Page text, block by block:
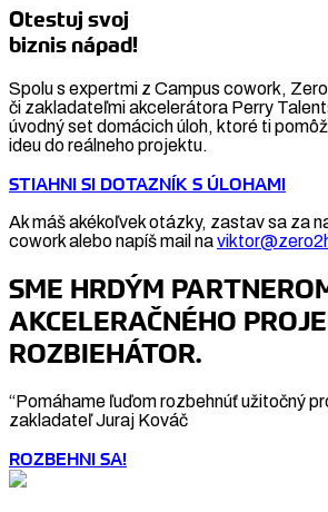
Otestuj svoj
biznis nápad!
Spolu s expertmi z Campus cowork,
či zakladateľmi akcelerátora Perry
úvodný set domácich úloh, ktoré ti
ideu do reálneho projektu.
STIAHNI SI DOTAZNÍK S ÚLOHAMI
Ak máš akékoľvek otázky, zastav sa za
cowork alebo napíš mail na
SME HRDÝM
AKCELERAČNÉHO
ROZBIEHÁTOR.
“Pomáhame ľuďom rozbehnúť užitočný
zakladateľ Juraj Kováč
ROZBEHNI SA!